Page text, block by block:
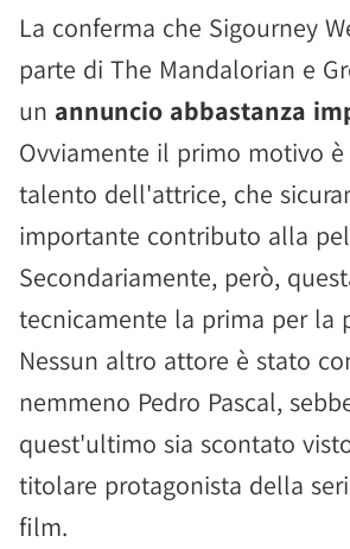
La conferma che Sigourney
parte di The Mandalorian e
un annuncio abbastanza
Ovviamente il primo motivo
talento dell'attrice, che
importante contributo alla
Secondariamente, però,
tecnicamente la prima per la
Nessun altro attore è stato
nemmeno Pedro Pascal,
quest'ultimo sia scontato
titolare protagonista della
film.